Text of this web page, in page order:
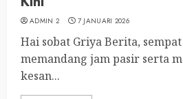
ADMIN 2 7 JANUARI 2026
Hai sobat Griya Berita,
memandang jam pasir serta
kesan...